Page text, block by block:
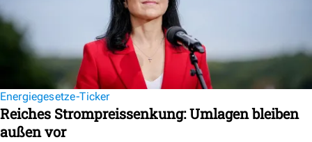
Energiegesetze-Ticker
Reiches Strompreissenkung: Umlagen bleiben
außen vor